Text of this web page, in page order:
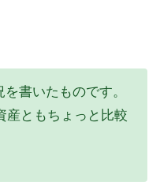
書いたものです。
産ともちょっと比較